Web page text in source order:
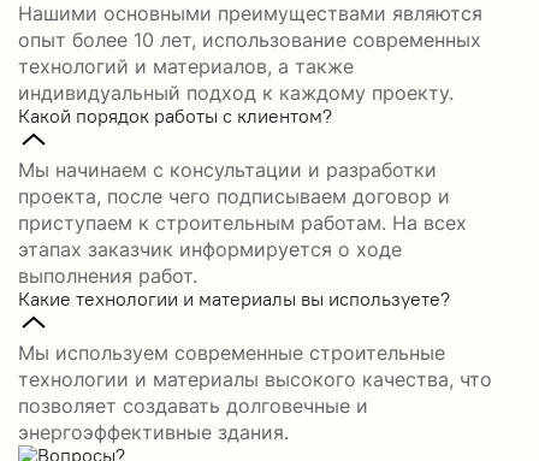
Нашими основными преимуществами являются
опыт более 10 лет, использование современных
технологий и материалов, а также
индивидуальный подход к каждому проекту.
Какой порядок работы с клиентом?
Мы начинаем с консультации и разработки
проекта, после чего подписываем договор и
приступаем к строительным работам. На всех
этапах заказчик информируется о ходе
выполнения работ.
Какие технологии и материалы вы используете?
Мы используем современные строительные
технологии и материалы высокого качества, что
позволяет создавать долговечные и
энергоэффективные здания.